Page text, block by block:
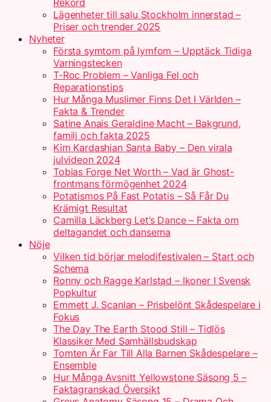
Rekord
Lägenheter till salu Stockholm innerstad –
Priser och trender 2025
Nyheter
Första symtom på lymfom – Upptäck Tidiga
Varningstecken
T-Roc Problem – Vanliga Fel och
Reparationstips
Hur Många Muslimer Finns Det I Världen –
Fakta & Trender
Satine Anais Geraldine Macht – Bakgrund,
familj och fakta 2025
Kim Kardashian Santa Baby – Den virala
julvideon 2024
Tobias Forge Net Worth – Vad är Ghost-
frontmans förmögenhet 2024
Potatismos På Fast Potatis – Så Får Du
Krämigt Resultat
Camilla Läckberg Let’s Dance – Fakta om
deltagandet och danserna
Nöje
Vilken tid börjar melodifestivalen – Start och
Schema
Ronny och Ragge Karlstad – Ikoner I Svensk
Popkultur
Emmett J. Scanlan – Prisbelönt Skådespelare i
Fokus
The Day The Earth Stood Still – Tidlös
Klassiker Med Samhällsbudskap
Tomten Är Far Till Alla Barnen Skådespelare –
Ensemble
Hur Många Avsnitt Yellowstone Säsong 5 –
Faktagranskad Översikt